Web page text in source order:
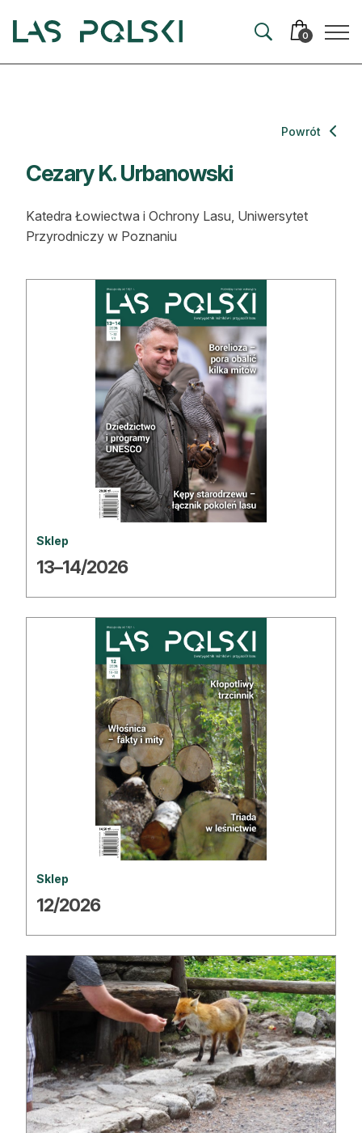
0
Artykuły
Ochrona lasu
Kultura i historia
Strefa eksperta
Auto do lasu
Dla drwala
Leśnik na zakupach
Z zagranicy
Edukacja
100 lat „Lasu Polskiego”
Prenumerata
Zostań autorem
Cezary K. Urbanowski
Katedra Łowiectwa i Ochrony Lasu, Uniwersytet
Przyrodniczy w Poznaniu
Powrót
Sklep
13–14/2026
Sklep
12/2026